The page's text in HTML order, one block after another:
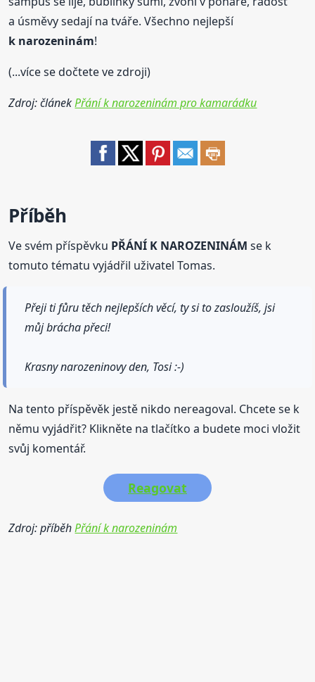
a úsměvy sedají na tváře. Všechno nejlepší
k narozeninám!
(...více se dočtete ve zdroji)
Zdroj: článekPřání k narozeninám pro kamarádku
Příběh
Ve svém příspěvku PŘÁNÍ K NAROZENINÁM se k
tomuto tématu vyjádřil uživatel Tomas.
Přeji ti fůru těch nejlepších věcí, ty si to zasloužíš, jsi
můj brácha přeci!
Krasny narozeninovy den, Tosi :-)
Na tento příspěvěk jestě nikdo nereagoval. Chcete se k
němu vyjádřit? Klikněte na tlačítko a budete moci vložit
svůj komentář.
Reagovat
Zdroj: příběhPřání k narozeninám